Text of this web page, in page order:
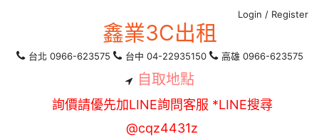
Login / Register
鑫業3C出租
台北 0966-623575 台中 04-22935150 高雄 0966-623575
自取地點
詢價請優先加LINE詢問客服 *LINE搜尋
@cqz4431z